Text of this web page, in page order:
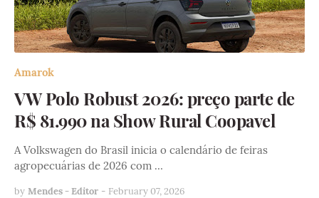
Amarok
VW Polo Robust 2026: preço parte de
R$ 81.990 na Show Rural Coopavel
A Volkswagen do Brasil inicia o calendário de feiras
agropecuárias de 2026 com …
by Mendes - Editor - February 07, 2026